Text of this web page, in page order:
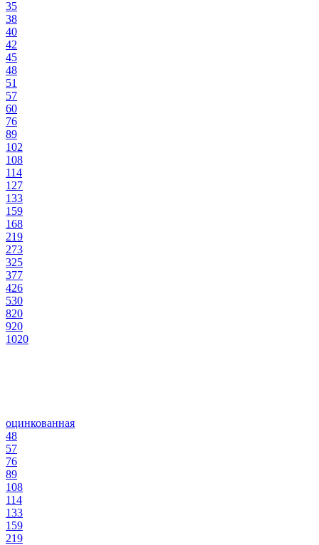
35
38
40
42
45
48
51
57
60
76
89
102
108
114
127
133
159
168
219
273
325
377
426
530
820
920
1020
оцинкованная
48
57
76
89
108
114
133
159
219